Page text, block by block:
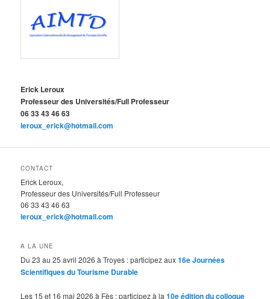
Erick Leroux
Professeur des Universités/Full Professeur
06 33 43 46 63
leroux_erick@hotmail.com
CONTACT
Erick Leroux,
Professeur des Universités/Full Professeur
06 33 43 46 63
leroux_erick@hotmail.com
A LA UNE
Du 23 au 25 avril 2026 à Troyes : participez aux16e Journées
Scientifiques du Tourisme Durable
Les 15 et 16 mai 2026 à Fès : participez à la10e édition du colloque